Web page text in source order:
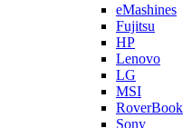
eMashines
Fujitsu
HP
Lenovo
LG
MSI
RoverBook
Sony